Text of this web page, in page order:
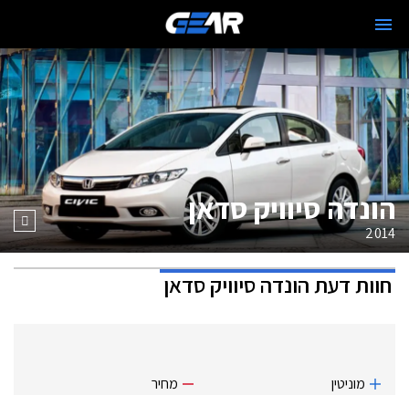
הונדה סיוויק סדאן
2014
חוות דעתהונדה סיוויק סדאן
מוניטין
מחיר